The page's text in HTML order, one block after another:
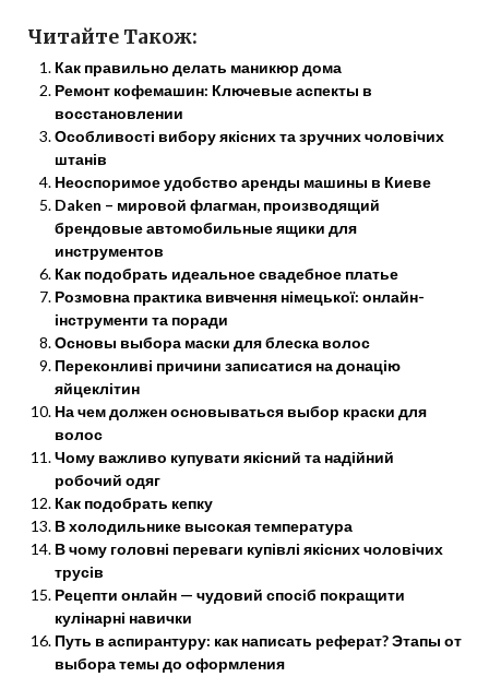
Читайте Також:
Как правильно делать маникюр дома
Ремонт кофемашин: Ключевые аспекты в
восстановлении
Особливості вибору якісних та зручних чоловічих
штанів
Неоспоримое удобство аренды машины в Киеве
Daken – мировой флагман, производящий
брендовые автомобильные ящики для
инструментов
Как подобрать идеальное свадебное платье
Розмовна практика вивчення німецької: онлайн-
інструменти та поради
Основы выбора маски для блеска волос
Переконливі причини записатися на донацію
яйцеклітин
На чем должен основываться выбор краски для
волос
Чому важливо купувати якісний та надійний
робочий одяг
Как подобрать кепку
В холодильнике высокая температура
В чому головні переваги купівлі якісних чоловічих
трусів
Рецепти онлайн — чудовий спосіб покращити
кулінарні навички
Путь в аспирантуру: как написать реферат? Этапы от
выбора темы до оформления